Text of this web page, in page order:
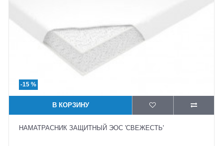
-15 %
В КОРЗИНУ
НАМАТРАСНИК ЗАЩИТНЫЙ ЭОС 'СВЕЖЕСТЬ'